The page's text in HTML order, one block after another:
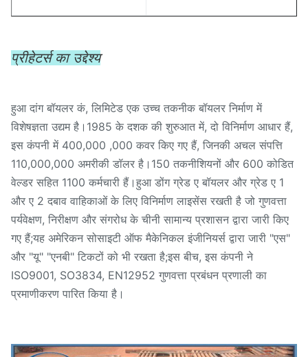
प्रीहेटर्स का उद्देश्य
हुआ दांग बॉयलर कं, लिमिटेड एक उच्च तकनीक बॉयलर निर्माण में
विशेषज्ञता उद्यम है।1985 के दशक की शुरुआत में, दो विनिर्माण आधार हैं,
इस कंपनी में 400,000 ,000 कवर किए गए हैं, जिनकी अचल संपत्ति
110,000,000 अमरीकी डॉलर है।150 तकनीशियनों और 600 कोडित
वेल्डर सहित 1100 कर्मचारी हैं।हुआ डोंग ग्रेड ए बॉयलर और ग्रेड ए 1
और ए 2 दबाव वाहिकाओं के लिए विनिर्माण लाइसेंस रखती है जो गुणवत्ता
पर्यवेक्षण, निरीक्षण और संगरोध के चीनी सामान्य प्रशासन द्वारा जारी किए
गए हैं;यह अमेरिकन सोसाइटी ऑफ मैकेनिकल इंजीनियर्स द्वारा जारी "एस"
और "यू" "एनबी" टिकटों को भी रखता है;इस बीच, इस कंपनी ने
ISO9001, SO3834, EN12952 गुणवत्ता प्रबंधन प्रणाली का
प्रमाणीकरण पारित किया है।